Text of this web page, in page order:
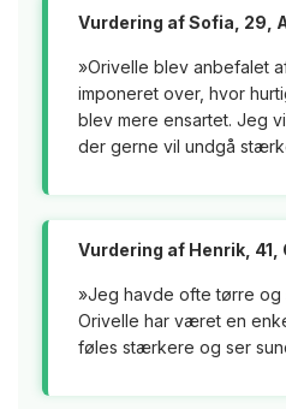
Vurdering af Sofia, 29,
»Orivelle blev anbefalet
imponeret over, hvor
blev mere ensartet. Jeg
der gerne vil undgå
Vurdering af Henrik, 41,
»Jeg havde ofte tørre og
Orivelle har været en
føles stærkere og ser